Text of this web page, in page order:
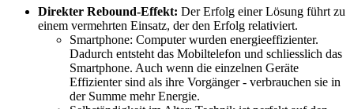
Direkter Rebound-Effekt: Der Erfolg einer Lösung führt zu
einem vermehrten Einsatz, der den Erfolg relativiert.
Smartphone: Computer wurden energieeffizienter.
Dadurch entsteht das Mobiltelefon und schliesslich das
Smartphone. Auch wenn die einzelnen Geräte
Effizienter sind als ihre Vorgänger - verbrauchen sie in
der Summe mehr Energie.